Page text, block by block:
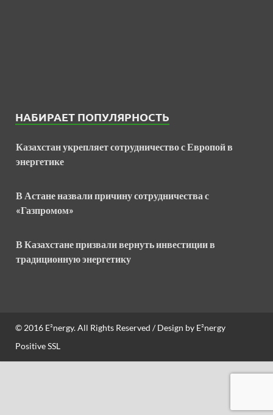
НАБИРАЕТ ПОПУЛЯРНОСТЬ
Казахстан укрепляет сотрудничество с Европой в
энергетике
В Астане назвали причину сотрудничества с
«Газпромом»
В Казахстане призвали вернуть инвестиции в
традиционную энергетику
© 2016 E²nergy. All Rights Reserved / Design by E²nergy
Positive SSL